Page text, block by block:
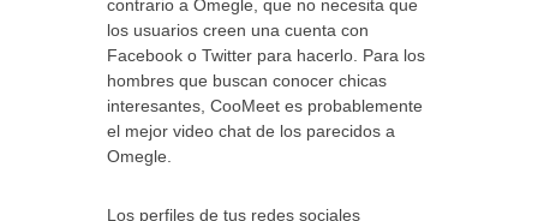
contrario a Omegle, que no necesita que
los usuarios creen una cuenta con
Facebook o Twitter para hacerlo. Para los
hombres que buscan conocer chicas
interesantes, CooMeet es probablemente
el mejor video chat de los parecidos a
Omegle.
Los perfiles de tus redes sociales